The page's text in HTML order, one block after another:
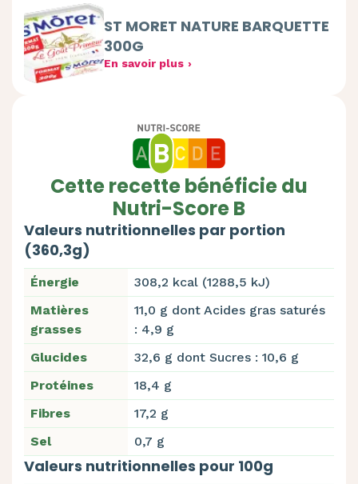
ST MORET NATURE BARQUETTE
300G
En savoir plus
Cette recette bénéficie du
Nutri-Score B
Valeurs nutritionnelles par portion
(360,3g)
Énergie
308,2 kcal (1288,5 kJ)
Matières
grasses
11,0 g dont Acides gras saturés
: 4,9 g
Glucides
32,6 g dont Sucres : 10,6 g
Protéines
18,4 g
Fibres
17,2 g
Sel
0,7 g
Valeurs nutritionnelles pour 100g